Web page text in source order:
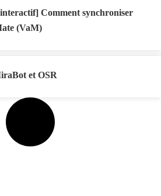
Comment synchroniser
(VaM)
et OSR